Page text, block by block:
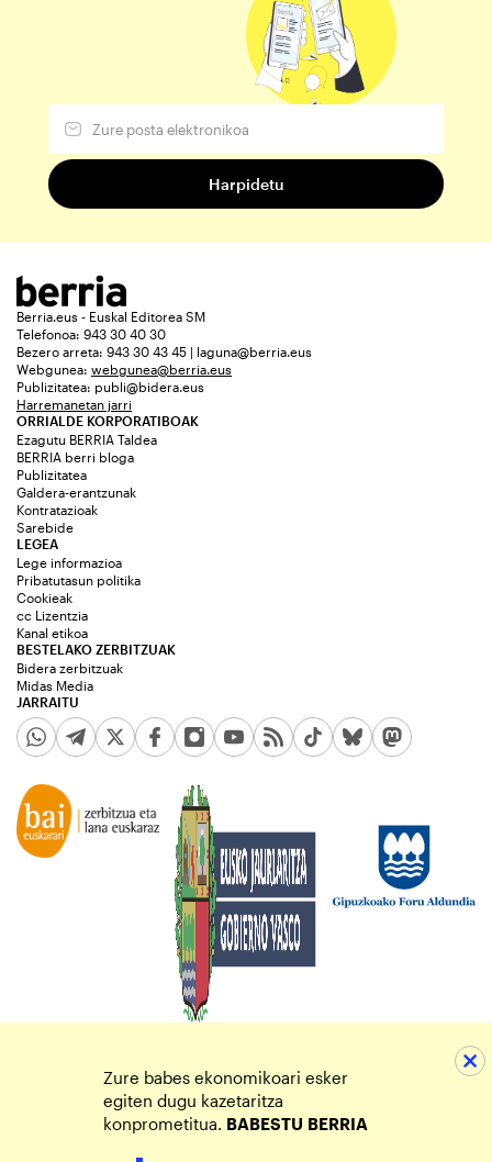
Berria.eus - Euskal Editorea SM
Telefonoa: 943 30 40 30
Bezero arreta: 943 30 43 45 | laguna@berria.eus
Webgunea: webgunea@berria.eus
Publizitatea: publi@bidera.eus
Harremanetan jarri
ORRIALDE KORPORATIBOAK
Ezagutu BERRIA Taldea
BERRIA berri bloga
Publizitatea
Galdera-erantzunak
Kontratazioak
Sarebide
JARRAITU
LEGEA
Lege informazioa
Pribatutasun politika
Cookieak
cc Lizentzia
Kanal etikoa
BESTELAKO ZERBITZUAK
Bidera zerbitzuak
Midas Media
Zure babes ekonomikoari esker
egiten dugu kazetaritza
konprometitua. BABESTU BERRIA